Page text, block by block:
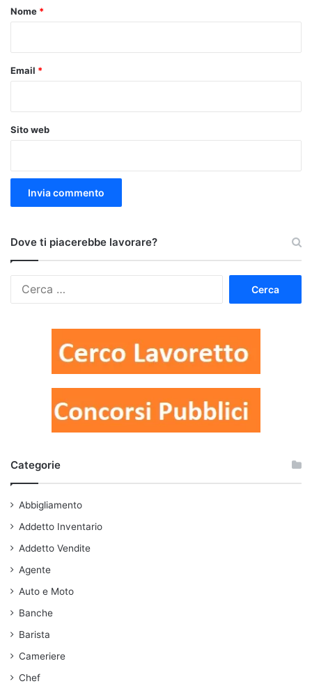
o
Nome *
Email *
Sito web
Dove ti piacerebbe lavorare?
Categorie
Abbigliamento
Addetto Inventario
Addetto Vendite
Agente
Auto e Moto
Banche
Barista
Cameriere
Chef